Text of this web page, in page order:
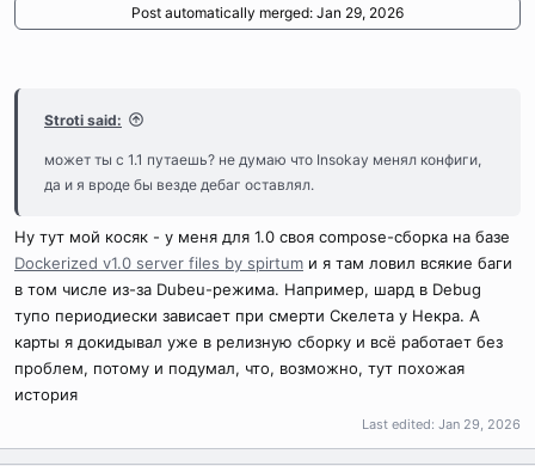
Post automatically merged: Jan 29, 2026
Stroti said:
может ты с 1.1 путаешь? не думаю что Insokay менял конфиги,
да и я вроде бы везде дебаг оставлял.
Ну тут мой косяк - у меня для 1.0 своя compose-сборка на базе
Dockerized v1.0 server files by spirtum и я там ловил всякие баги
в том числе из-за Dubeu-режима. Например, шард в Debug
тупо периодиески зависает при смерти Скелета у Некра. А
карты я докидывал уже в релизную сборку и всё работает без
проблем, потому и подумал, что, возможно, тут похожая
история
Last edited: Jan 29, 2026